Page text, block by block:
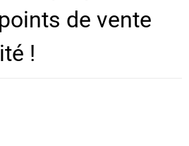
de vente
!